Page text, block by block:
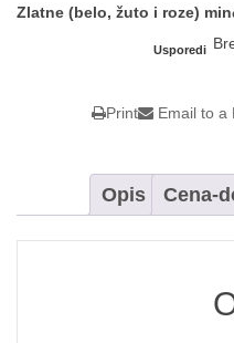
Zlatne (belo, žuto i roze)
Usporedi
Print Email to a
Opis Cena-